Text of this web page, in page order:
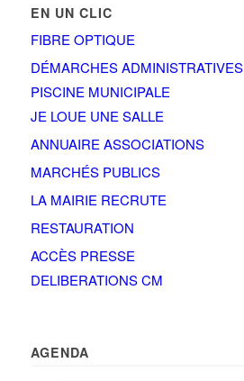
EN UN CLIC
FIBRE OPTIQUE
DÉMARCHES ADMINISTRATIVES
PISCINE MUNICIPALE
JE LOUE UNE SALLE
ANNUAIRE ASSOCIATIONS
MARCHÉS PUBLICS
LA MAIRIE RECRUTE
RESTAURATION
ACCÈS PRESSE
DELIBERATIONS CM
AGENDA